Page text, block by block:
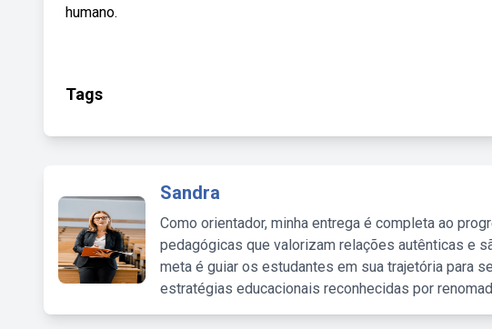
humano.
Tags
Sandra
Como orientador, minha entrega é completa ao
pedagógicas que valorizam relações autênticas e
meta é guiar os estudantes em sua trajetória para
estratégias educacionais reconhecidas por